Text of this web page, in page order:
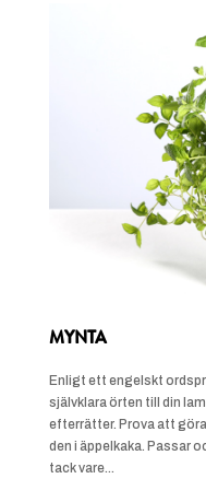
MYNTA
Enligt ett engelskt
självklara örten till din
efterrätter. Prova att
den i äppelkaka. Passar
tack vare...